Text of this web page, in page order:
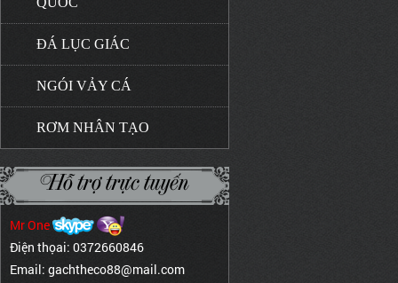
ĐÁ LỤC GIÁC
NGÓI VẢY CÁ
RƠM NHÂN TẠO
Hỗ trợ trực tuyến
Mr One
Điện thọai: 0372660846
Email: gachtheco88@mail.com